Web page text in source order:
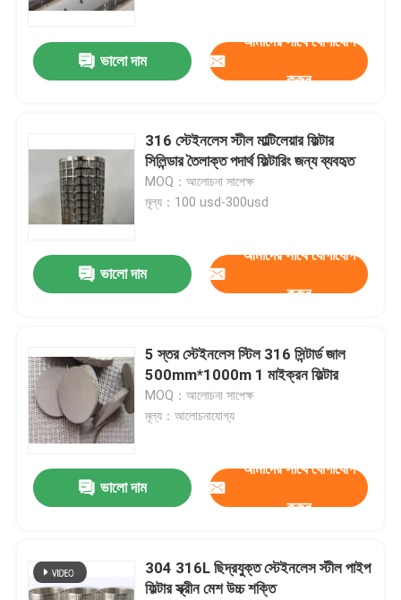
ভালো দাম
আমাদের সাথে যোগাযোগ
করুন
316 স্টেইনলেস স্টীল মাল্টিলেয়ার ফিল্টার
সিলিন্ডার তৈলাক্ত পদার্থ ফিল্টারিং জন্য ব্যবহৃত
MOQ：আলোচনা সাপেক্ষ
মূল্য：100 usd-300usd
ভালো দাম
আমাদের সাথে যোগাযোগ
করুন
5 স্তর স্টেইনলেস স্টিল 316 সিন্টার্ড জাল
500mm*1000m 1 মাইক্রন ফিল্টার
MOQ：আলোচনা সাপেক্ষ
মূল্য：আলোচনাযোগ্য
ভালো দাম
আমাদের সাথে যোগাযোগ
করুন
304 316L ছিদ্রযুক্ত স্টেইনলেস স্টীল পাইপ
ফিল্টার স্ক্রীন মেশ উচ্চ শক্তি